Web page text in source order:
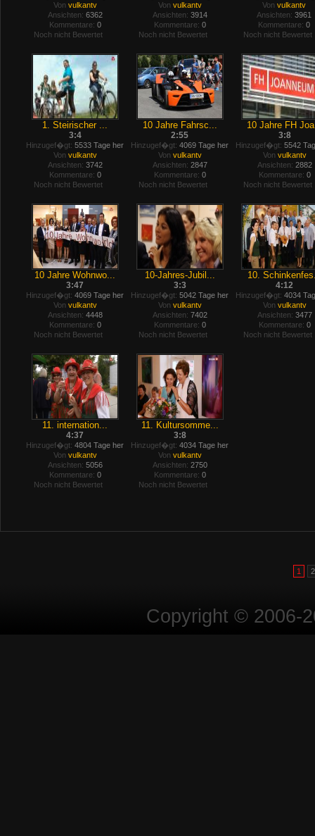
Von vulkantv
Ansichten: 6362
Kommentare: 0
Noch nicht Bewertet
Von vulkantv
Ansichten: 3914
Kommentare: 0
Noch nicht Bewertet
Von vulkantv
Ansichten: 3961
Kommentare: 0
Noch nicht Bewertet
1. Steirischer ...
3:4
Hinzugef�gt: 5533 Tage her
Von vulkantv
Ansichten: 3742
Kommentare: 0
Noch nicht Bewertet
10 Jahre Fahrsc...
2:55
Hinzugef�gt: 4069 Tage her
Von vulkantv
Ansichten: 2847
Kommentare: 0
Noch nicht Bewertet
10 Jahre FH
3:8
Hinzugef�gt: 5542
Von vulkantv
Ansichten: 2882
Kommentare: 0
Noch nicht Bewertet
10 Jahre Wohnwo...
3:47
Hinzugef�gt: 4069 Tage her
Von vulkantv
Ansichten: 4448
Kommentare: 0
Noch nicht Bewertet
10-Jahres-Jubil...
3:3
Hinzugef�gt: 5042 Tage her
Von vulkantv
Ansichten: 7402
Kommentare: 0
Noch nicht Bewertet
10.
4:12
Hinzugef�gt: 4034
Von vulkantv
Ansichten: 3477
Kommentare: 0
Noch nicht Bewertet
11. internation...
4:37
Hinzugef�gt: 4804 Tage her
Von vulkantv
Ansichten: 5056
Kommentare: 0
Noch nicht Bewertet
11. Kultursomme...
3:8
Hinzugef�gt: 4034 Tage her
Von vulkantv
Ansichten: 2750
Kommentare: 0
Noch nicht Bewertet
1 2
Copyright © 2006-